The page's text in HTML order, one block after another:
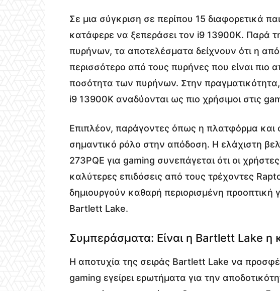
Σε μια σύγκριση σε περίπου 15 διαφορετικά
κατάφερε να ξεπεράσει τον i9 13900K. Παρά
πυρήνων, τα αποτελέσματα δείχνουν ότι η
περισσότερο από τους πυρήνες που είναι πιο
ποσότητα των πυρήνων. Στην
i9 13900K αναδύονται ως πιο χρήσιμοι στις
Επιπλέον, παράγοντες όπως η πλατφόρμα και
σημαντικό ρόλο στην απόδοση. Η ελάχιστη
273PQE για gaming συνεπάγεται ότι οι
καλύτερες επιδόσεις από τους τρέχοντες
δημιουργούν καθαρή περιορισμένη προοπτική
Bartlett Lake.
Συμπεράσματα: Είναι η Bartlett Lake η
Η αποτυχία της σειράς Bartlett Lake να
gaming εγείρει ερωτήματα για την